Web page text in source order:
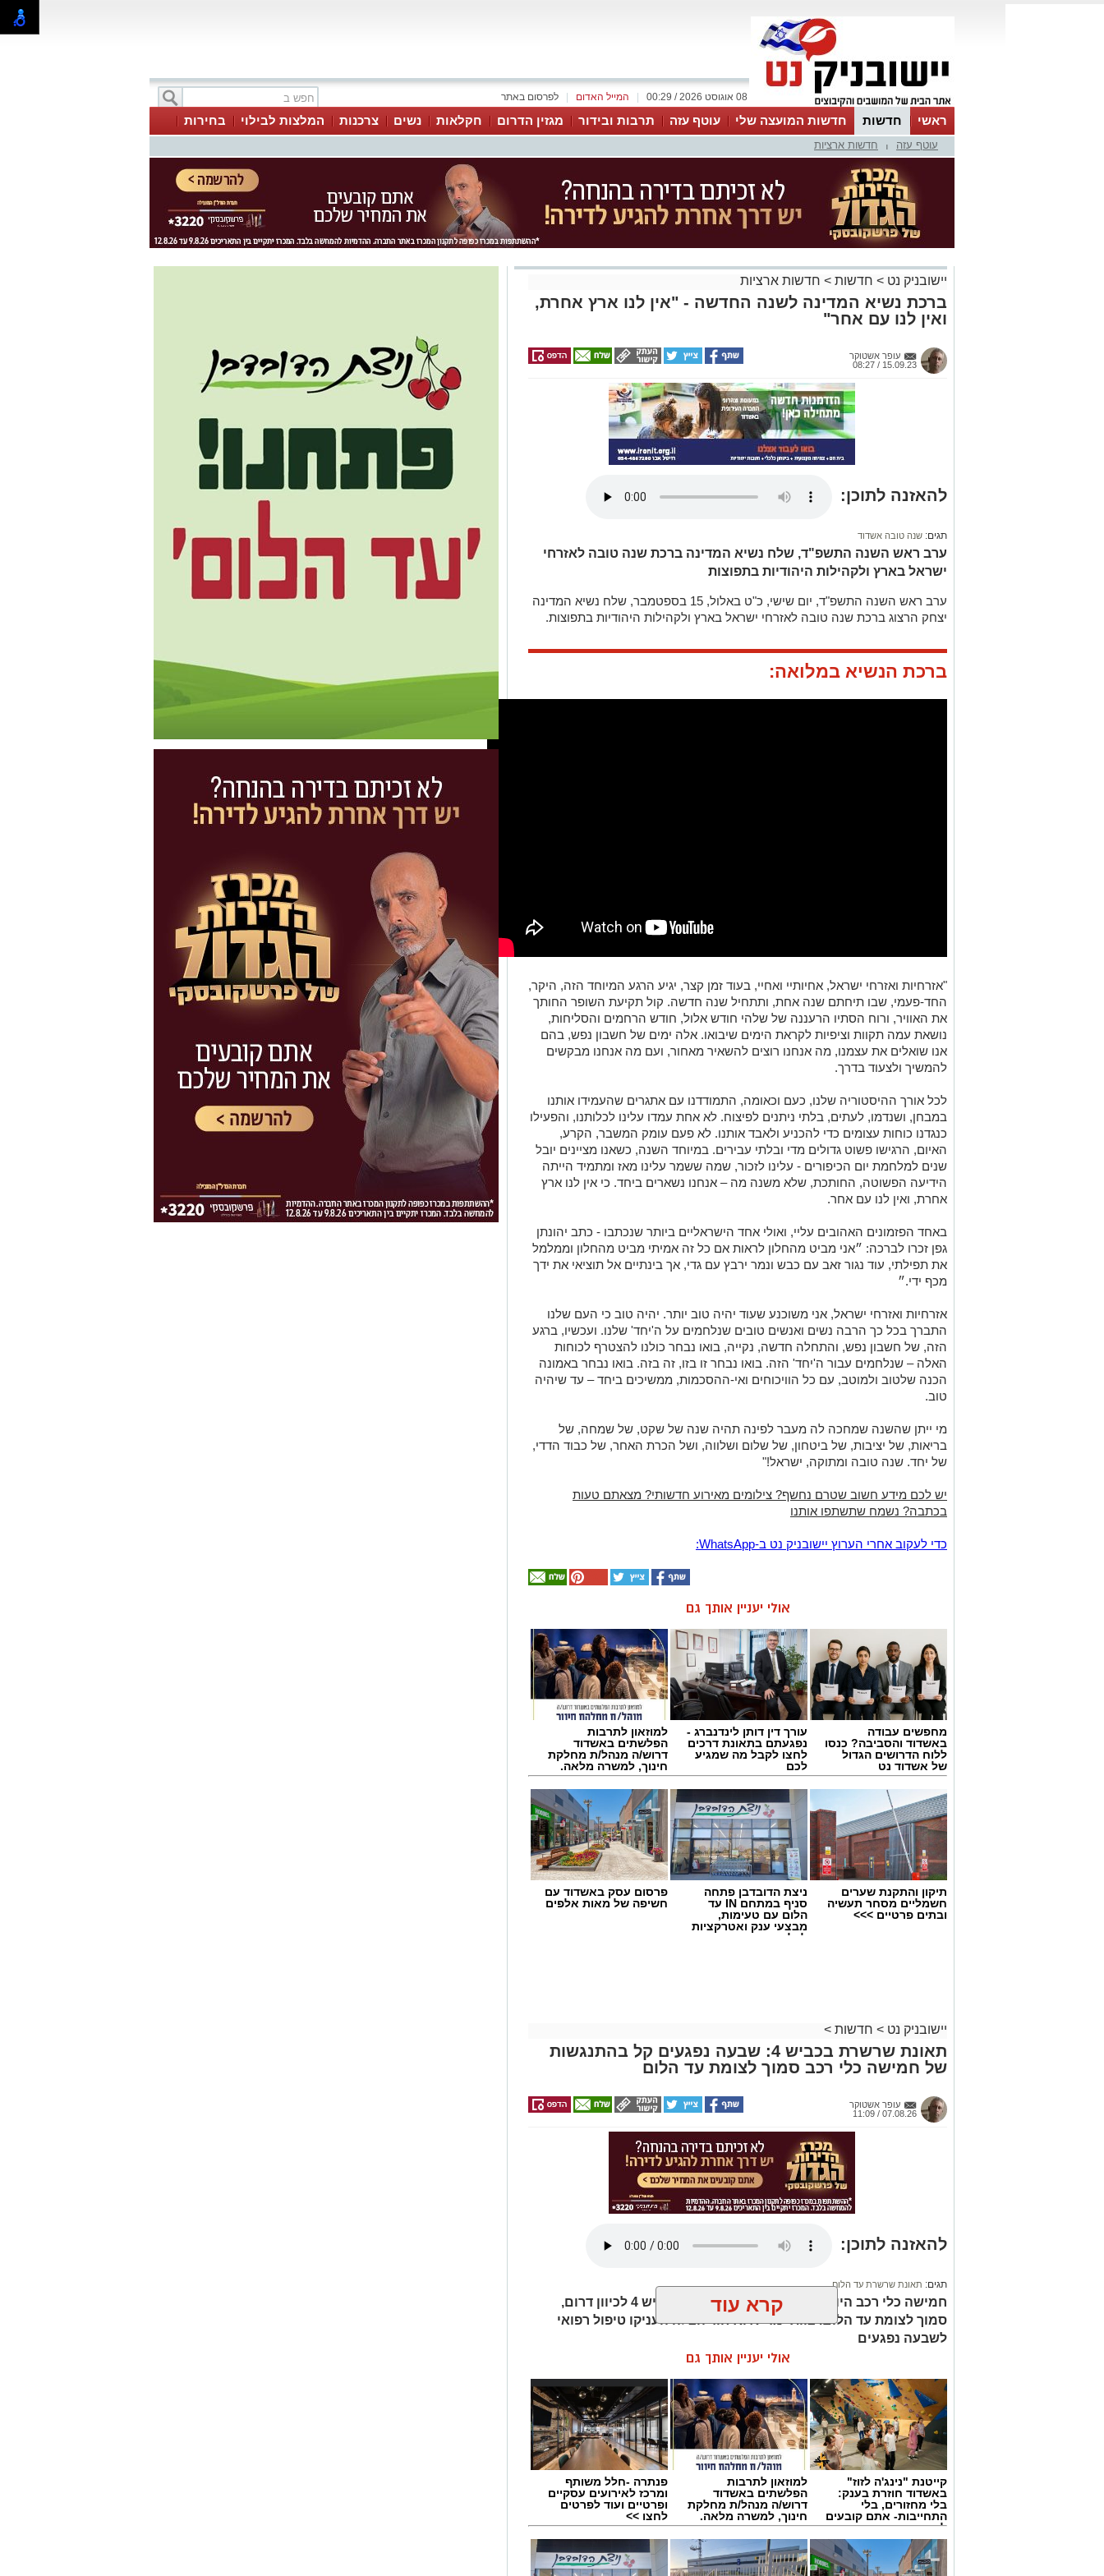
לפרסום באתר המייל האדום 08 אוגוסט 2026 / 00:29
ראשי חדשות חדשות המועצה שלי עוטף עזה תרבות ובידור מגזין הדרום חקלאות נשים צרכנות המלצות לבילוי
בחירות
אינדקס עסקים
לוח טיפים והמלצות עוטף עזה חדשות ארציות
יישובניק נט > חדשות > חדשות ארציות
ברכת נשיא המדינה לשנה החדשה - "אין לנו ארץ אחרת,
ואין לנו עם אחר"
עופר אשטוקר
15.09.23 / 08:27
להאזנה לתוכן:
תגים: שנה טובה אשדוד
ערב ראש השנה התשפ"ד, שלח נשיא המדינה ברכת שנה טובה לאזרחי
ישראל בארץ ולקהילות היהודיות בתפוצות
ערב ראש השנה התשפ"ד, יום שישי, כ"ט באלול, 15 בספטמבר, שלח נשיא המדינה
יצחק הרצוג ברכת שנה טובה לאזרחי ישראל בארץ ולקהילות היהודיות בתפוצות.
ברכת הנשיא במלואה:
"אזרחיות ואזרחי ישראל, אחיותיי ואחיי, בעוד זמן קצר, יגיע הרגע המיוחד הזה, היקר,
החד-פעמי, שבו תיחתם שנה אחת, ותתחיל שנה חדשה. קול תקיעת השופר החותך
את האוויר, ורוח הסתיו הרעננה של שלהי חודש אלול, חודש הרחמים והסליחות,
נושאת עמה תקוות וציפיות לקראת הימים שיבואו. אלה ימים של חשבון נפש, בהם
אנו שואלים את עצמנו, מה אנחנו רוצים להשאיר מאחור, ועם מה אנחנו מבקשים
להמשיך ולצעוד בדרך.
לכל אורך ההיסטוריה שלנו, כעם וכאומה, התמודדנו עם אתגרים שהעמידו אותנו
במבחן, ושנדמו, לעתים, בלתי ניתנים לפיצוח. לא אחת עמדו עלינו לכלותנו, והפעילו
כנגדנו כוחות עצומים כדי להכניע ולאבד אותנו. לא פעם עומק המשבר, הקרע,
האיום, הרגישו פשוט גדולים מדי ובלתי עבירים. במיוחד השנה, כשאנו מציינים יובל
שנים למלחמת יום הכיפורים - עלינו לזכור, שמה ששמר עלינו מאז ומתמיד הייתה
הידיעה הפשוטה, החותכת, שלא משנה מה – אנחנו נשארים ביחד. כי אין לנו ארץ
אחרת, ואין לנו עם אחר.
באחד הפזמונים האהובים עליי, ואולי אחד הישראליים ביותר שנכתבו - כתב יהונתן
גפן זכרו לברכה: ״אני מביט מהחלון לראות אם כל זה אמיתי מביט מהחלון וממלמל
את תפילתי, עוד נגור זאב עם כבש ונמר ירבץ עם גדי, אך בינתיים אל תוציאי את ידך
מכף ידי.״
אזרחיות ואזרחי ישראל, אני משוכנע שעוד יהיה טוב יותר. יהיה טוב כי העם שלנו
התברך בכל כך הרבה נשים ואנשים טובים שנלחמים על ה'יחד' שלנו. ועכשיו, ברגע
הזה, של חשבון נפש, והתחלה חדשה, נקייה, בואו נבחר כולנו להצטרף לכוחות
האלה – שנלחמים עבור ה'יחד' הזה. בואו נבחר זו בזו, זה בזה. בואו נבחר באמונה
הכנה שלטוב ולמוטב, עם כל הוויכוחים ואי-ההסכמות, ממשיכים ביחד – עד שיהיה
טוב.
מי ייתן שהשנה שמחכה לה מעבר לפינה תהיה שנה של שקט, של שמחה, של
בריאות, של יציבות, של ביטחון, של שלום ושלווה, ושל הכרת האחר, של כבוד הדדי,
של יחד. שנה טובה ומתוקה, ישראל!"
יש לכם מידע חשוב שטרם נחשף? צילומים מאירוע חדשותי? מצאתם טעות
בכתבה? נשמח שתשתפו אותנו
‏כדי לעקוב אחרי הערוץ יישובניק נט ב-WhatsApp:‏‏‏
אולי יעניין אותך גם
מחפשים עבודה
באשדוד והסביבה? כנסו
ללוח הדרושים הגדול
של אשדוד נט
עורך דין דותן לינדנברג -
נפגעתם בתאונת דרכים
לחצו לקבל מה שמגיע
לכם
למוזאון לתרבות
הפלשתים באשדוד
דרוש/ה מנהל/ת מחלקת
חינוך, למשרה מלאה.
תיקון והתקנת שערים
חשמליים מסחר תעשיה
ובתים פרטיים >>>
ניצת הדובדבן פתחה
סניף במתחם IN עד
הלום עם טעימות,
מבצעי ענק ואטרקציות
לכל המשפחה
פרסום עסק באשדוד עם
חשיפה של מאות אלפים
יישובניק נט > חדשות >
תאונת שרשרת בכביש 4: שבעה נפגעים קל בהתנגשות
של חמישה כלי רכב סמוך לצומת עד הלום
עופר אשטוקר
07.08.26 / 11:09
להאזנה לתוכן:
תגים: תאונת שרשרת עד הלום
חמישה כלי רכב היו מעורבים בתאונת שרשרת בכביש 4 לכיוון דרום,
סמוך לצומת עד הלום. צוותי מד”א ואיחוד הצלה העניקו טיפול רפואי
לשבעה נפגעים
קרא עוד
אולי יעניין אותך גם
קייטנת "נינג'ה לזוז"
באשדוד חוזרת בענק:
בלי מחזורים, בלי
התחייבות- אתם קובעים
לכמה ואיזה ימים
להירשם!
למוזאון לתרבות
הפלשתים באשדוד
דרוש/ה מנהל/ת מחלקת
חינוך, למשרה מלאה.
פנתרה -חלל משותף
ומרכז לאירועים עסקיים
ופרטיים ועוד לפרטים
לחצו >>